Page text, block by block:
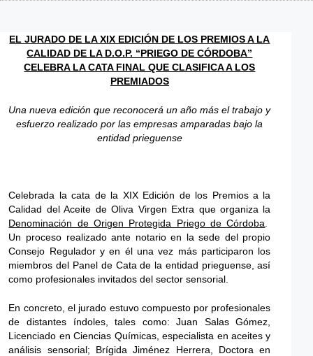
EL JURADO DE LA XIX EDICIÓN DE LOS PREMIOS A LA
CALIDAD DE LA D.O.P. “PRIEGO DE CÓRDOBA”
CELEBRA LA CATA FINAL QUE CLASIFICA A LOS
PREMIADOS
Una nueva edición que reconocerá un año más el trabajo y
esfuerzo realizado por las empresas amparadas bajo la
entidad prieguense
Celebrada la cata de la XIX Edición de los Premios a la
Calidad del Aceite de Oliva Virgen Extra que organiza la
Denominación de Origen Protegida Priego de Córdoba
Un proceso realizado ante notario en la sede del propio
Consejo Regulador y en él una vez más participaron los
miembros del Panel de Cata de la entidad prieguense, así
como profesionales invitados del sector sensorial.
En concreto, el jurado estuvo compuesto por profesionales
de distantes índoles, tales como: Juan Salas Gómez,
Licenciado en Ciencias Químicas, especialista en aceites y
análisis sensorial; Brígida Jiménez Herrera, Doctora en